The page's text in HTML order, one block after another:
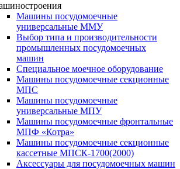
Машины посудомоечные
универсальные ММУ
Выбор типа и производительности
промышленных посудомоечных
машин
Специальное моечное оборудование
Машины посудомоечные секционные
МПС
Машины посудомоечные
универсальные МПУ
Машины посудомоечные фронтальные
МПФ «Котра»
Машины посудомоечные секционные
кассетные МПСК-1700(2000)
Аксессуары для посудомоечных машин